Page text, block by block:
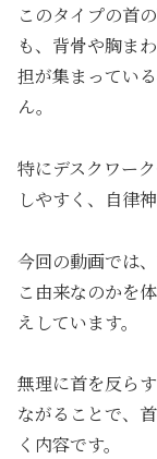
このタイプの首
も、背骨や胸ま
担が集まってい
ん。
特にデスクワー
しやすく、自律
今回の動画では
こ由来なのかを
えしています。
無理に首を反ら
ながることで、
く内容です。